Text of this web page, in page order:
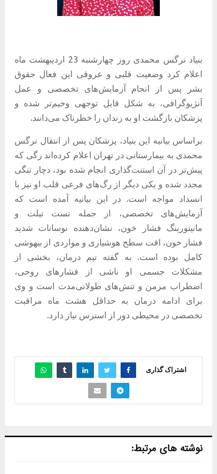
بنیاد نرگس محمدی روز چهارشنبه 23 اردیبهشت ماه
اعلام کرد وضعیت قلبی و عروقی این فعال حقوق
بشر پس از انجام آزمایش‌های تخصصی و عمل
آنژیوگرافی، به شکل قابل توجهی وخیم‌تر شده و
پزشکان بازگشت او به زندان را خطرناک می‌دانند.
براساس بیانیه این بنیاد، پزشکان پس از انتقال نرگس
محمدی به بیمارستانی در تهران اعلام کرده‌اند رگی که
پیش‌تر در آن استنت‌گذاری انجام شده بود، دچار تنگی
مجدد شده و یکی دیگر از رگ‌های فرعی قلب او نیز با
انسداد مواجه است. در این بیانیه آمده است که
آزمایش‌های تخصصی، از جمله تست تیلت و
مانیتورینگ فشار خون، نشان‌دهنده نوسانات شدید
فشار خون، افت سطح هوشیاری و مواردی از بیهوشی
کامل بوده است. به گفته تیم درمان، بخشی از
مشکلات جسمی او ناشی از فشارهای روحی،
اضطراب مزمن و تنش‌های طولانی‌مدت است و وی
برای ادامه درمان به حداقل هشت ماه مراقبت
تخصصی در محیطی دور از استرس نیاز دارد.
اشتراک گذاری
نوشته های مرتبط: